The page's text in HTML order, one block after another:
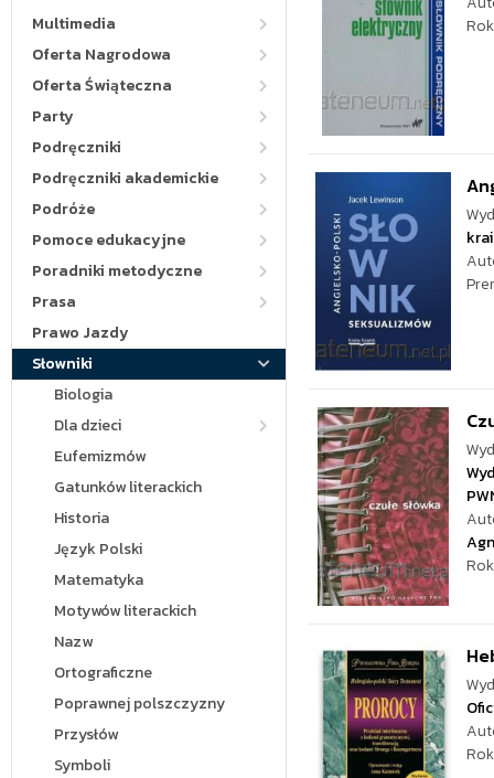
Multimedia
Oferta Nagrodowa
Oferta Świąteczna
Party
Podręczniki
Podręczniki akademickie
Podróże
Pomoce edukacyjne
Poradniki metodyczne
Prasa
Prawo Jazdy
Słowniki
Biologia
Dla dzieci
Eufemizmów
Gatunków literackich
Historia
Język Polski
Matematyka
Motywów literackich
Nazw
Ortograficzne
Poprawnej polszczyzny
Przysłów
Symboli